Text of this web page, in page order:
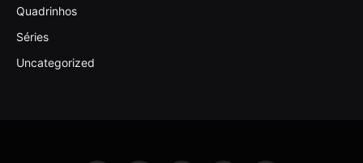
Quadrinhos
Séries
Uncategorized